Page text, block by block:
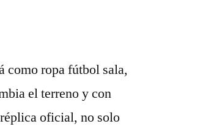
como ropa fútbol sala,
el terreno y con
oficial, no solo